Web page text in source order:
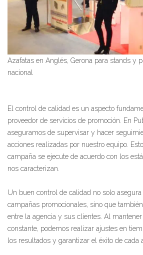
Azafatas en Anglés, Gerona para stands y
nacional
El control de calidad es un aspecto
proveedor de servicios de promoción. En
aseguramos de supervisar y hacer
acciones realizadas por nuestro equipo.
campaña se ejecute de acuerdo con los
nos caracterizan.
Un buen control de calidad no solo
campañas promocionales, sino que
entre la agencia y sus clientes. Al
constante, podemos realizar ajustes en
los resultados y garantizar el éxito de cada